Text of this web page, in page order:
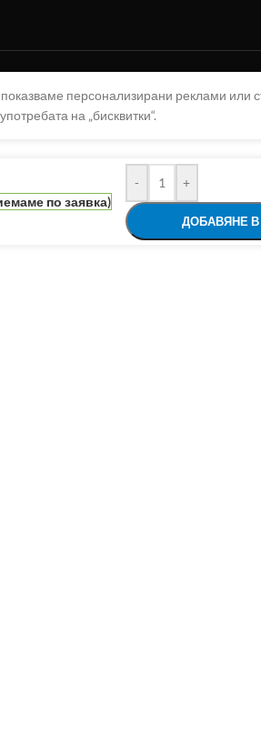
персонализирани реклами
на „бисквитки“.
по заявка)
- +
ДОБАВЯНЕ В